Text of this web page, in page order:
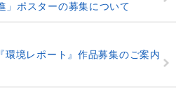
」ポスターの募集について
環境レポート』作品募集のご案内